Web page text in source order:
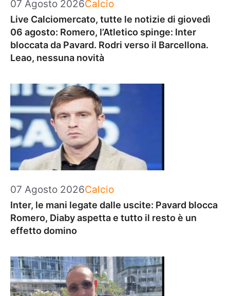
07 Agosto 2026Calcio
Live Calciomercato, tutte le notizie di giovedì
06 agosto: Romero, l’Atletico spinge: Inter
bloccata da Pavard. Rodri verso il Barcellona.
Leao, nessuna novità
07 Agosto 2026Categorie
Calcio
Inter, le mani legate dalle uscite: Pavard blocca
Romero, Diaby aspetta e tutto il resto è un
effetto domino